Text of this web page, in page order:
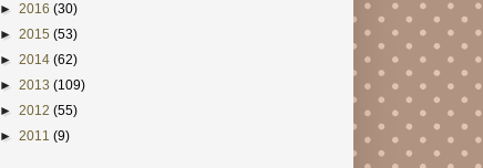
► 2016 (30)
► 2015 (53)
► 2014 (62)
► 2013 (109)
► 2012 (55)
► 2011 (9)